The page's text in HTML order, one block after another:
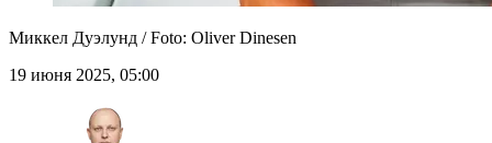
Миккел Дуэлунд / Foto: Oliver Dinesen
19 июня 2025, 05:00